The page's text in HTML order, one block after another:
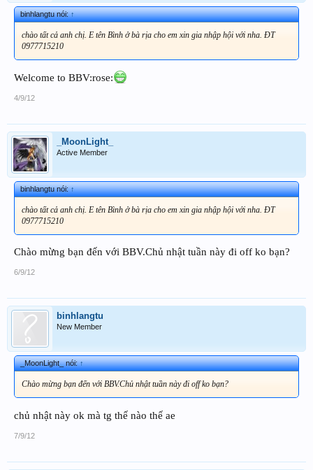
binhlangtu nói:↑
chào tất cả anh chị. E tên Bình ở bà rịa cho em xin gia nhập hội với nha. ĐT
0977715210
Welcome to BBV:rose:
4/9/12
_MoonLight_
Active Member
binhlangtu nói:↑
chào tất cả anh chị. E tên Bình ở bà rịa cho em xin gia nhập hội với nha. ĐT
0977715210
Chào mừng bạn đến với BBV.Chủ nhật tuần này đi off ko bạn?
6/9/12
binhlangtu
New Member
_MoonLight_ nói:↑
Chào mừng bạn đến với BBV.Chủ nhật tuần này đi off ko bạn?
chủ nhật này ok mà tg thế nào thế ae
7/9/12